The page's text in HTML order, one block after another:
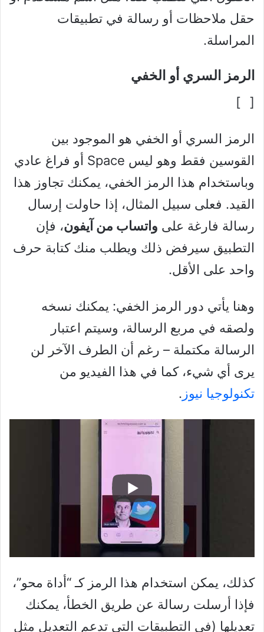
حقل ملاحظات أو رسالة في تطبيقات
المراسلة.
الرمز السري أو الخفي
[⠀]
الرمز السري أو الخفي هو الموجود بين
القوسين فقط وهو ليس Space أو فراغ عادي
وباستخدام هذا الرمز الخفي، يمكنك تجاوز هذا
القيد. فعلى سبيل المثال، إذا حاولت إرسال
رسالة فارغة على واتساب من آيفون، فإن
التطبيق سيرفض ذلك ويطلب منك كتابة حرف
واحد على الأقل.
وهنا يأتي دور الرمز الخفي: يمكنك نسخه
ولصقه في مربع الرسالة، وسيتم اعتبار
الرسالة مكتملة – رغم أن الطرف الآخر لن
يرى أي شيء، كما في هذا الفيديو من
تكنولوجيا نيوز .
كذلك، يمكن استخدام هذا الرمز كـ “أداة محو”،
فإذا أرسلت رسالة عن طريق الخطأ، يمكنك
تعديلها (في التطبيقات التي تدعم التعديل مثل